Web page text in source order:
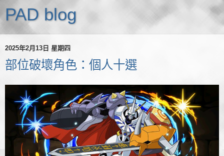
PAD blog
2025年2月13日 星期四
部位破壞角色：個人十選